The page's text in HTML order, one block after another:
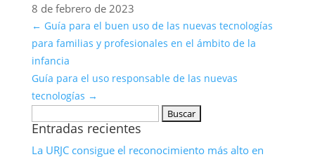
8 de febrero de 2023
← Guía para el buen uso de las nuevas tecnologías
para familias y profesionales en el ámbito de la
infancia
Guía para el uso responsable de las nuevas
tecnologías →
Entradas recientes
La URJC consigue el reconocimiento más alto en